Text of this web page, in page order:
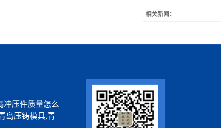
相关新闻：
冲压件质量怎么
岛压铸模具,青